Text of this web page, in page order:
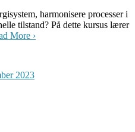
harmonisere processer i
tilstand? På dette kursus lærer
More ›
2023